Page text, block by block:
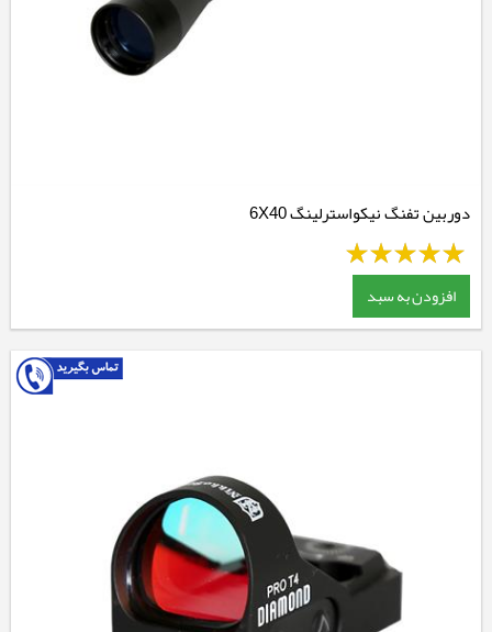
دوربین تفنگ نیکواسترلینگ 6X40
افزودن به سبد